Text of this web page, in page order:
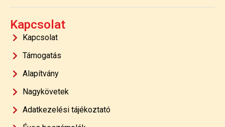
Kapcsolat
Kapcsolat
Támogatás
Alapítvány
Nagykövetek
Adatkezelési tájékoztató